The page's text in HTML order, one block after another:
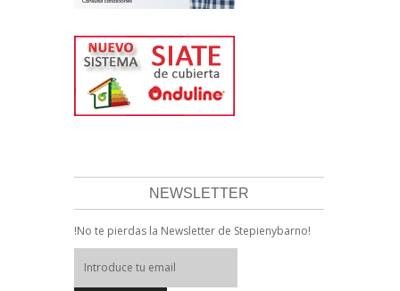
NEWSLETTER
!No te pierdas la Newsletter de Stepienybarno!